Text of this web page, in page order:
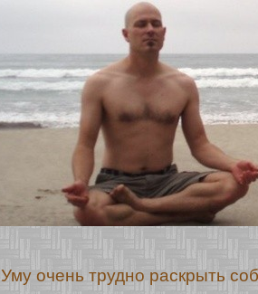
Уму очень трудно раскрыть